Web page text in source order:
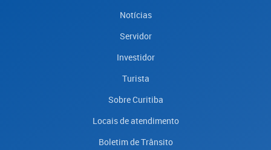
Notícias
Servidor
Investidor
Turista
Sobre Curitiba
Locais de atendimento
Boletim de Trânsito